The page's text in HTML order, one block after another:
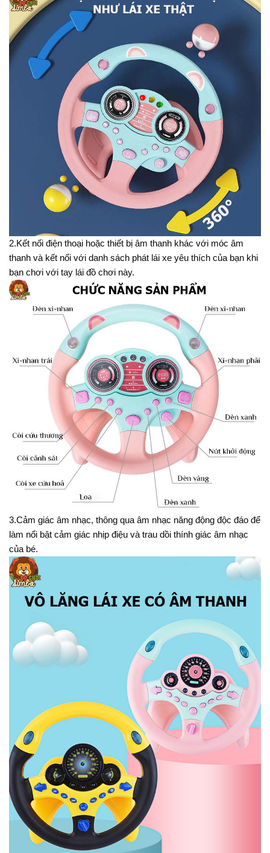
2.Kết nối điện thoại hoặc thiết bị âm thanh khác với móc âm
thanh và kết nối với danh sách phát lái xe yêu thích của bạn khi
bạn chơi với tay lái đồ chơi này.
3.Cảm giác âm nhạc, thông qua âm nhạc năng động độc đáo để
làm nổi bật cảm giác nhịp điệu và trau dồi thính giác âm nhạc
của bé.